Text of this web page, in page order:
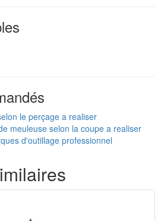
le perçage a realiser
meuleuse selon la coupe a realiser
d'outillage professionnel